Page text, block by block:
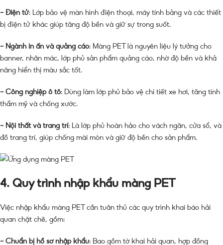
– Điện tử: Lớp bảo vệ màn hình điện thoại, máy tính bảng và các thiết
bị điện tử khác giúp tăng độ bền và giữ sự trong suốt.
– Ngành in ấn và quảng cáo: Màng PET là nguyên liệu lý tưởng cho
banner, nhãn mác, lớp phủ sản phẩm quảng cáo, nhờ độ bền và khả
năng hiển thị màu sắc tốt.
– Công nghiệp ô tô: Dùng làm lớp phủ bảo vệ chi tiết xe hơi, tăng tính
thẩm mỹ và chống xước.
– Nội thất và trang trí: Là lớp phủ hoàn hảo cho vách ngăn, cửa sổ, và
đồ trang trí, giúp chống mài mòn và giữ độ bền cho sản phẩm.
4. Quy trình nhập khẩu màng PET
Việc nhập khẩu màng PET cần tuân thủ các quy trình khai báo hải
quan chặt chẽ, gồm:
– Chuẩn bị hồ sơ nhập khẩu: Bao gồm tờ khai hải quan, hợp đồng